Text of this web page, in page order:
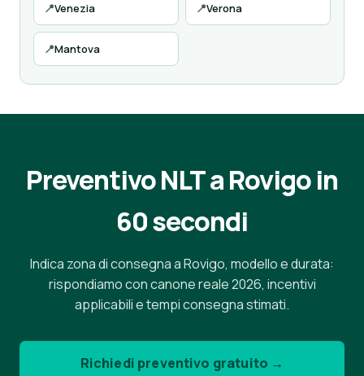
📍Venezia 📍Verona
📍Mantova
Preventivo NLT a Rovigo in
60 secondi
Indica zona di consegna a Rovigo, modello e durata:
rispondiamo con canone reale 2026, incentivi
applicabili e tempi consegna stimati.
Richiedi preventivo gratuito →